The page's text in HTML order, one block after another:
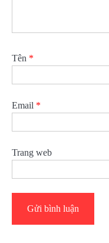
Tên *
Email *
Trang web